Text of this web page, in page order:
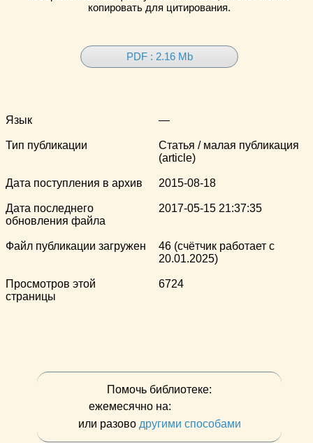
копировать для цитирования.
PDF : 2.16 Mb
Язык —
Тип публикации
Статья / малая публикация
(article)
Дата поступления в архив 2015-08-18
Дата последнего
обновления файла
2017-05-15 21:37:35
Файл публикации загружен
46 (счётчик работает с
20.01.2025)
Просмотров этой
страницы
6724
Помочь библиотеке:
ежемесячно на:
или разово другими способами